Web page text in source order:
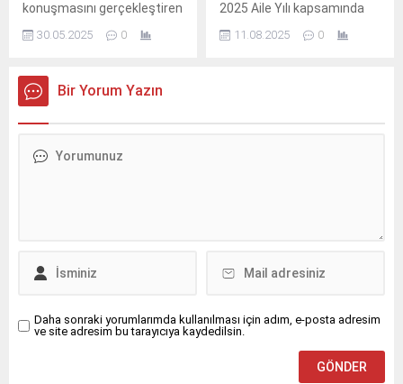
konuşmasını gerçekleştiren
Büyükelçisi Sazali Mustafa
Serbest Ticaret
Anlaşması’nın palm yağı
Türkiye’nin Malezya için
30.05.2025 0
2025 Aile Yılı kapsamında
Çeyiz” projesi, genç çiftlerin
11.08.2025 0
Bir Yorum Yazın
Daha sonraki yorumlarımda kullanılması için adım, e-posta adresim
ve site adresim bu tarayıcıya kaydedilsin.